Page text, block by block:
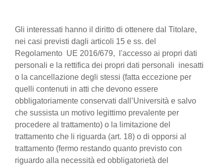
Gli interessati hanno il diritto di ottenere dal Titolare,
nei casi previsti dagli articoli 15 e ss. del
Regolamento UE 2016/679, l'accesso ai propri dati
personali e la rettifica dei propri dati personali inesatti
o la cancellazione degli stessi (fatta eccezione per
quelli contenuti in atti che devono essere
obbligatoriamente conservati dall’Università e salvo
che sussista un motivo legittimo prevalente per
procedere al trattamento) o la limitazione del
trattamento che li riguarda (art. 18) o di opporsi al
trattamento (fermo restando quanto previsto con
riguardo alla necessità ed obbligatorietà del